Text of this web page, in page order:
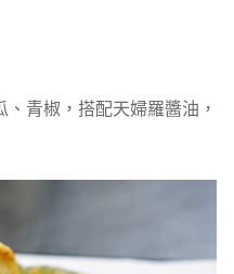
青椒，搭配天婦羅醬油，